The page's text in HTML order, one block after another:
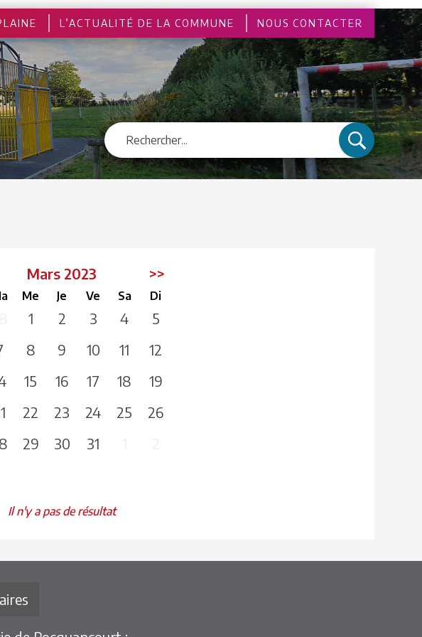
L’ACTUALITÉ DE LA COMMUNE NOUS CONTACTER
Mars 2023 >>
Me Je Ve Sa Di
1 2 3 4
5
8 9 10 11
12
15 16 17 18
19
22 23 24 25
26
29 30 31
Il n'y a pas de résultat